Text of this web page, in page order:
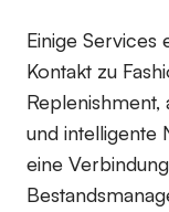
Einige
Kontakt zu
Replenishment,
und intelligente
eine